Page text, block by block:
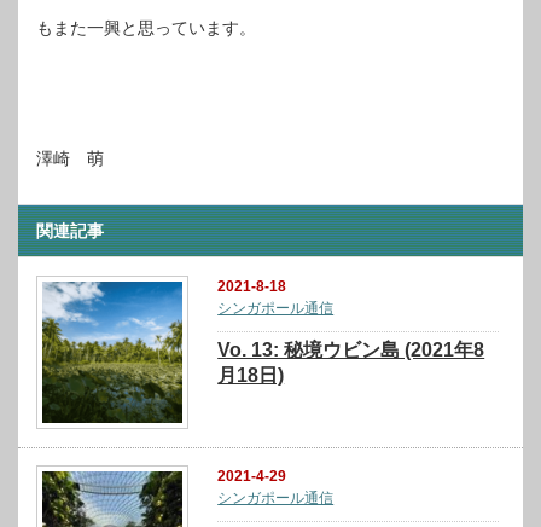
もまた一興と思っています。
澤崎 萌
関連記事
2021-8-18
シンガポール通信
Vo. 13: 秘境ウビン島 (2021年8
月18日)
2021-4-29
シンガポール通信